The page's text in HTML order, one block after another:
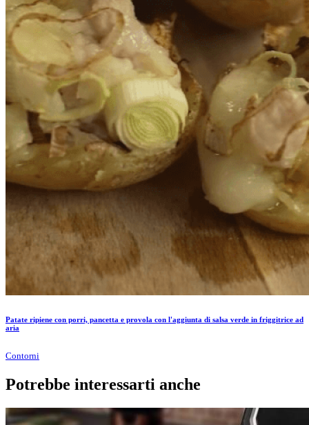
Patate ripiene con porri, pancetta e provola con l'aggiunta di salsa verde in friggitrice ad
aria
Contorni
Potrebbe interessarti anche